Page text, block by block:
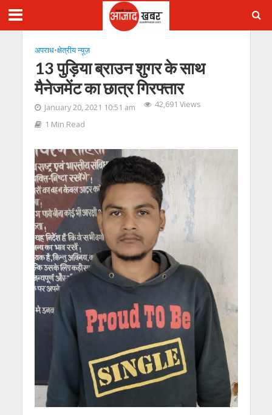
अपराध•क्षेत्रीय न्यूज़
13 पुड़िया ब्राउन शुगर के साथ
मैनेजमेंट का छात्र गिरफ्तार
January 20, 2021 10:51 am
42,691 Views
1 Min Read